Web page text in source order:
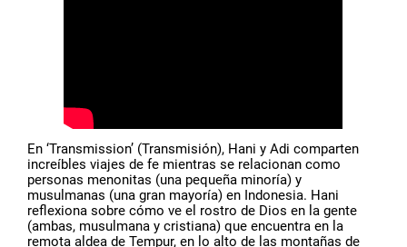
En ‘Transmission’ (Transmisión), Hani y Adi comparten
increíbles viajes de fe mientras se relacionan como
personas menonitas (una pequeña minoría) y
musulmanas (una gran mayoría) en Indonesia. Hani
reflexiona sobre cómo ve el rostro de Dios en la gente
(ambas, musulmana y cristiana) que encuentra en la
remota aldea de Tempur, en lo alto de las montañas de